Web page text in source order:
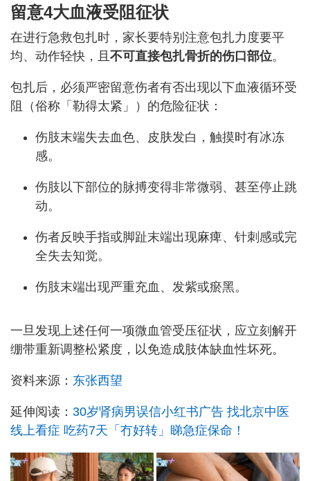
留意4大血液受阻征状
在进行急救包扎时，家长要特别注意包扎力度要平
均、动作轻快，且 不可直接包扎骨折的伤口部位。
包扎后，必须严密留意伤者有否出现以下血液循环受
阻（俗称「勒得太紧」）的危险征状：
伤肢末端失去血色、皮肤发白，触摸时有冰冻
感。
伤肢以下部位的脉搏变得非常微弱、甚至停止跳
动。
伤者反映手指或脚趾末端出现麻痺、针刺感或完
全失去知觉。
伤肢末端出现严重充血、发紫或瘀黑。
一旦发现上述任何一项微血管受压征状，应立刻解开
绷带重新调整松紧度，以免造成肢体缺血性坏死。
资料来源： 东张西望
延伸阅读： 30岁肾病男误信小红书广告 找北京中医
线上看症 吃药7天「冇好转」睇急症保命！